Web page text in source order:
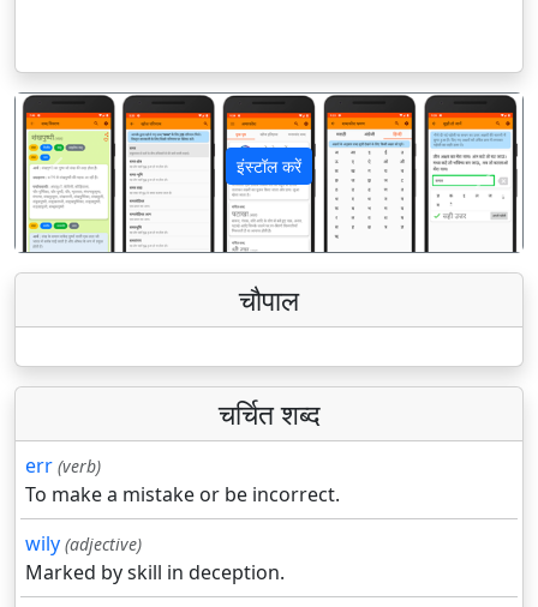
इंस्टॉल करें
पिछला अगला
चौपाल
चर्चित शब्द
err (verb)
To make a mistake or be incorrect.
wily (adjective)
Marked by skill in deception.